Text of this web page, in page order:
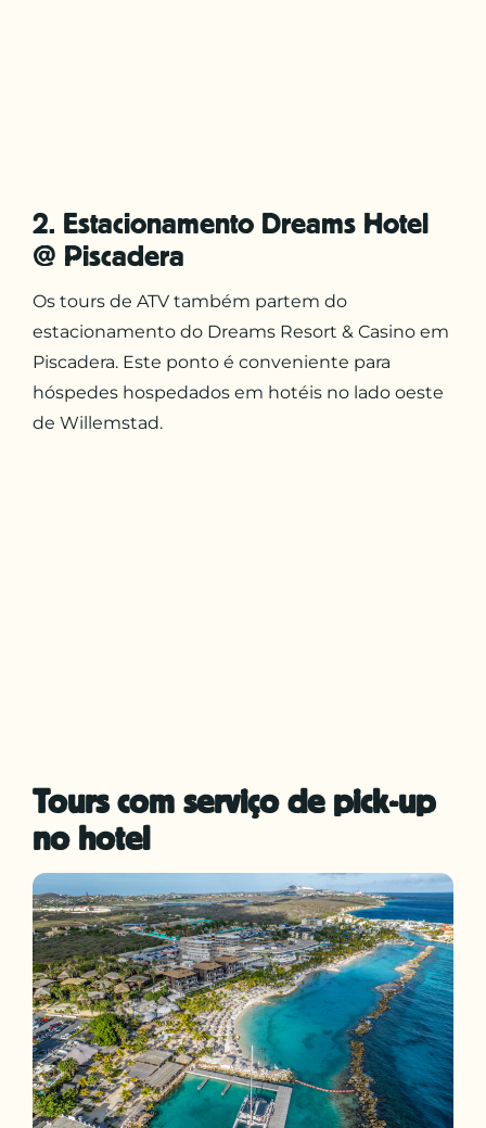
2. Estacionamento Dreams Hotel
@ Piscadera
Os tours de ATV também partem do
estacionamento do Dreams Resort & Casino em
Piscadera. Este ponto é conveniente para
hóspedes hospedados em hotéis no lado oeste
de Willemstad.
Tours com serviço de pick-up
no hotel